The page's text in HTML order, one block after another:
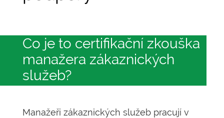
Co je to certifikační zkouška
manažera zákaznických
služeb?
Manažeři zákaznických služeb pracují v